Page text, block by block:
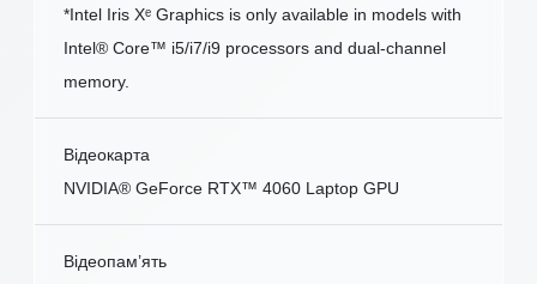
*Intel Iris Xᵉ Graphics is only available in models with
Intel® Core™ i5/i7/i9 processors and dual-channel
memory.
Відеокарта
NVIDIA® GeForce RTX™ 4060 Laptop GPU
Відеопам’ять